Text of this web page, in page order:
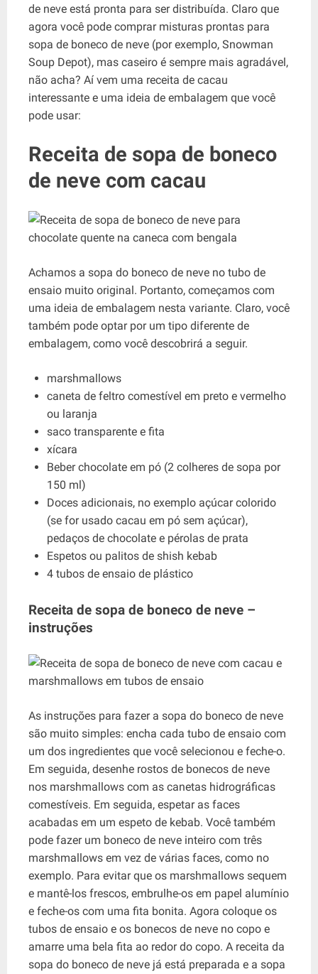
de neve está pronta para ser distribuída. Claro que
agora você pode comprar misturas prontas para
sopa de boneco de neve (por exemplo, Snowman
Soup Depot), mas caseiro é sempre mais agradável,
não acha? Aí vem uma receita de cacau
interessante e uma ideia de embalagem que você
pode usar:
Receita de sopa de boneco
de neve com cacau
Achamos a sopa do boneco de neve no tubo de
ensaio muito original. Portanto, começamos com
uma ideia de embalagem nesta variante. Claro, você
também pode optar por um tipo diferente de
embalagem, como você descobrirá a seguir.
marshmallows
caneta de feltro comestível em preto e vermelho
ou laranja
saco transparente e fita
xícara
Beber chocolate em pó (2 colheres de sopa por
150 ml)
Doces adicionais, no exemplo açúcar colorido
(se for usado cacau em pó sem açúcar),
pedaços de chocolate e pérolas de prata
Espetos ou palitos de shish kebab
4 tubos de ensaio de plástico
Receita de sopa de boneco de neve –
instruções
As instruções para fazer a sopa do boneco de neve
são muito simples: encha cada tubo de ensaio com
um dos ingredientes que você selecionou e feche-o.
Em seguida, desenhe rostos de bonecos de neve
nos marshmallows com as canetas hidrográficas
comestíveis. Em seguida, espetar as faces
acabadas em um espeto de kebab. Você também
pode fazer um boneco de neve inteiro com três
marshmallows em vez de várias faces, como no
exemplo. Para evitar que os marshmallows sequem
e mantê-los frescos, embrulhe-os em papel alumínio
e feche-os com uma fita bonita. Agora coloque os
tubos de ensaio e os bonecos de neve no copo e
amarre uma bela fita ao redor do copo. A receita da
sopa do boneco de neve já está preparada e a sopa